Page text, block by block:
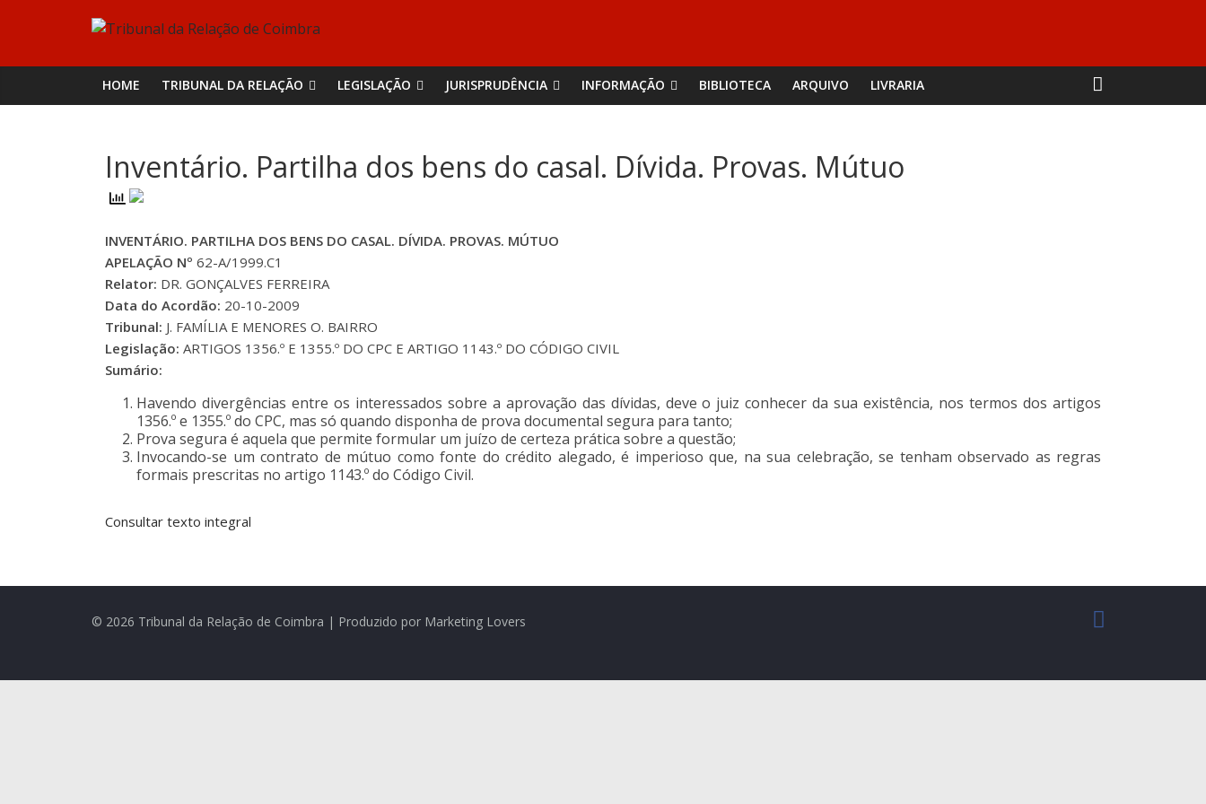
Tribunal
da
Relação
de
Coimbra
HOME TRIBUNAL DA RELAÇÃO LEGISLAÇÃO JURISPRUDÊNCIA INFORMAÇÃO BIBLIOTECA ARQUIVO LIVRARIA
Inventário. Partilha dos bens do casal. Dívida. Provas. Mútuo
INVENTÁRIO. PARTILHA DOS BENS DO CASAL. DÍVIDA. PROVAS. MÚTUO
APELAÇÃO Nº 62-A/1999.C1
Relator: DR. GONÇALVES FERREIRA
Data do Acordão: 20-10-2009
Tribunal: J. FAMÍLIA E MENORES O. BAIRRO
Legislação: ARTIGOS 1356.º E 1355.º DO CPC E ARTIGO 1143.º DO CÓDIGO CIVIL
Sumário:
Havendo divergências entre os interessados sobre a aprovação das dívidas, deve o juiz conhecer da sua existência, nos termos dos artigos
1356.º e 1355.º do CPC, mas só quando disponha de prova documental segura para tanto;
Prova segura é aquela que permite formular um juízo de certeza prática sobre a questão;
Invocando-se um contrato de mútuo como fonte do crédito alegado, é imperioso que, na sua celebração, se tenham observado as regras
formais prescritas no artigo 1143.º do Código Civil.
Consultar texto integral
© 2026 Tribunal da Relação de Coimbra | Produzido por Marketing Lovers